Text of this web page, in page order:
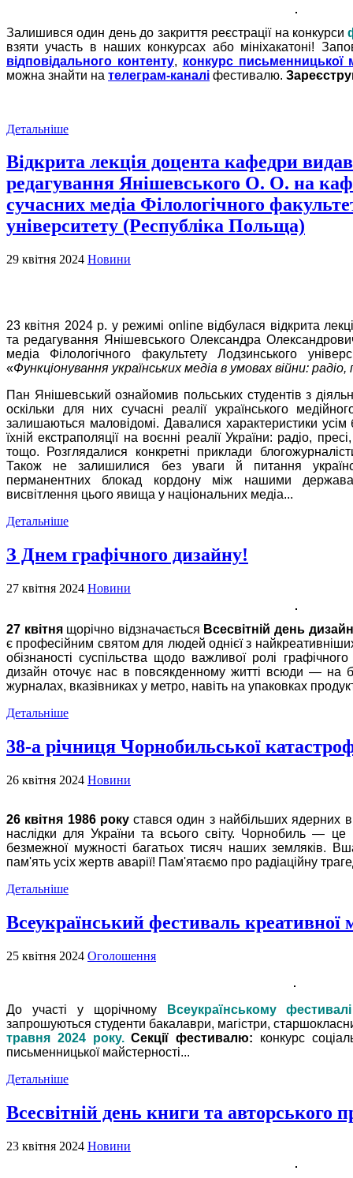
Залишився один день до закриття реєстрації на конкурси
взяти участь в наших конкурсах або мініхакатоні!
відповідального контенту, конкурс письменницької
можна знайти на телеграм-каналі фестивалю.
Детальніше
Відкрита лекція доцента кафедри
редагування Янішевського О. О. на
сучасних медіа Філологічного
університету (Республіка Польща)
29 квітня 2024 Новини
23 квітня 2024 р. у режимі online відбулася відкрита
та редагування Янішевського Олександра
медіа Філологічного факультету Лодзинського
«Функціонування українських медіа в умовах війни:
Пан Янішевський ознайомив польських студентів з
оскільки для них сучасні реалії українського
залишаються маловідомі. Давалися характеристики
їхній екстраполяції на воєнні реалії України: радіо,
тощо. Розглядалися конкретні приклади
Також не залишилися без уваги й питання
перманентних блокад кордону між нашими
висвітлення цього явища у національних медіа...
Детальніше
З Днем графічного дизайну!
27 квітня 2024 Новини
27 квітнящорічно відзначається Всесвітній день
є професійним святом для людей однієї з
обізнаності суспільства щодо важливої ролі
дизайн оточує нас в повсякденному житті всюди — на
журналах, вказівниках у метро, навіть на упаковках
Детальніше
38-а річниця Чорнобильської
26 квітня 2024 Новини
26 квітня 1986 рокустався один з найбільших ядерних
наслідки для України та всього світу. Чорнобиль — це
безмежної мужності багатьох тисяч наших земляків.
пам'ять усіх жертв аварії! Пам'ятаємо про радіаційну
Детальніше
Всеукраїнський фестиваль креативної
25 квітня 2024 Оголошення
До участі у щорічному
Всеукраїнському
запрошуються студенти бакалаври, магістри,
травня 2024 року.Секції фестивалю: конкурс
письменницької майстерності...
Детальніше
Всесвітній день книги та авторського
23 квітня 2024 Новини